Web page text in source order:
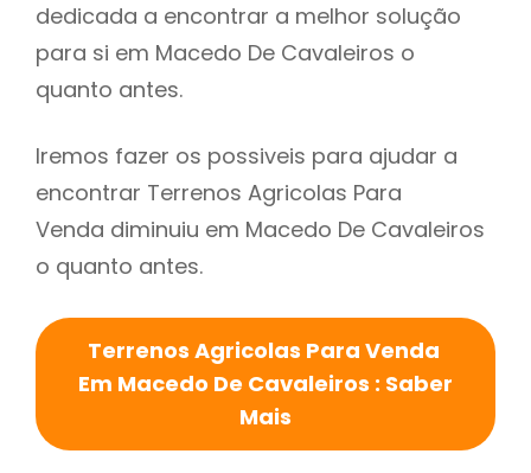
dedicada a encontrar a melhor solução
para si em Macedo De Cavaleiros o
quanto antes.
Iremos fazer os possiveis para ajudar a
encontrar Terrenos Agricolas Para
Venda diminuiu em Macedo De Cavaleiros
o quanto antes.
Terrenos Agricolas Para Venda
Em Macedo De Cavaleiros : Saber
Mais